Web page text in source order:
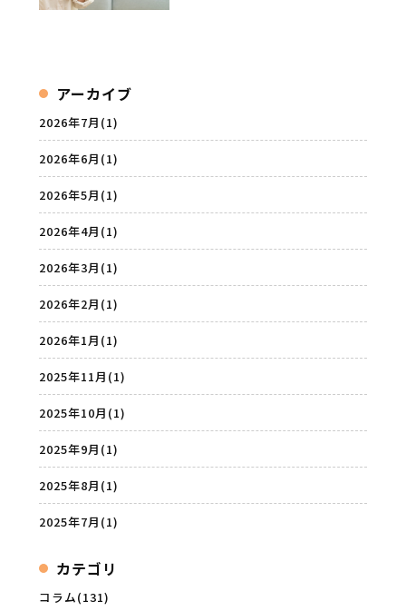
アーカイブ
2026年7月 (1)
2026年6月 (1)
2026年5月 (1)
2026年4月 (1)
2026年3月 (1)
2026年2月 (1)
2026年1月 (1)
2025年11月 (1)
2025年10月 (1)
2025年9月 (1)
2025年8月 (1)
2025年7月 (1)
カテゴリ
コラム(131)